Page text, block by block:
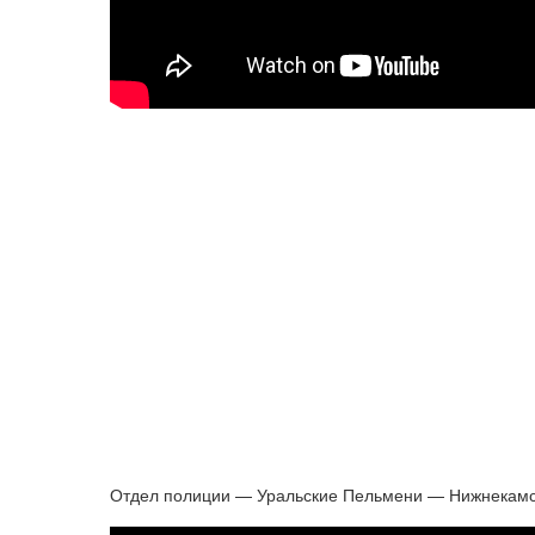
Отдел полиции — Уральские Пельмени —